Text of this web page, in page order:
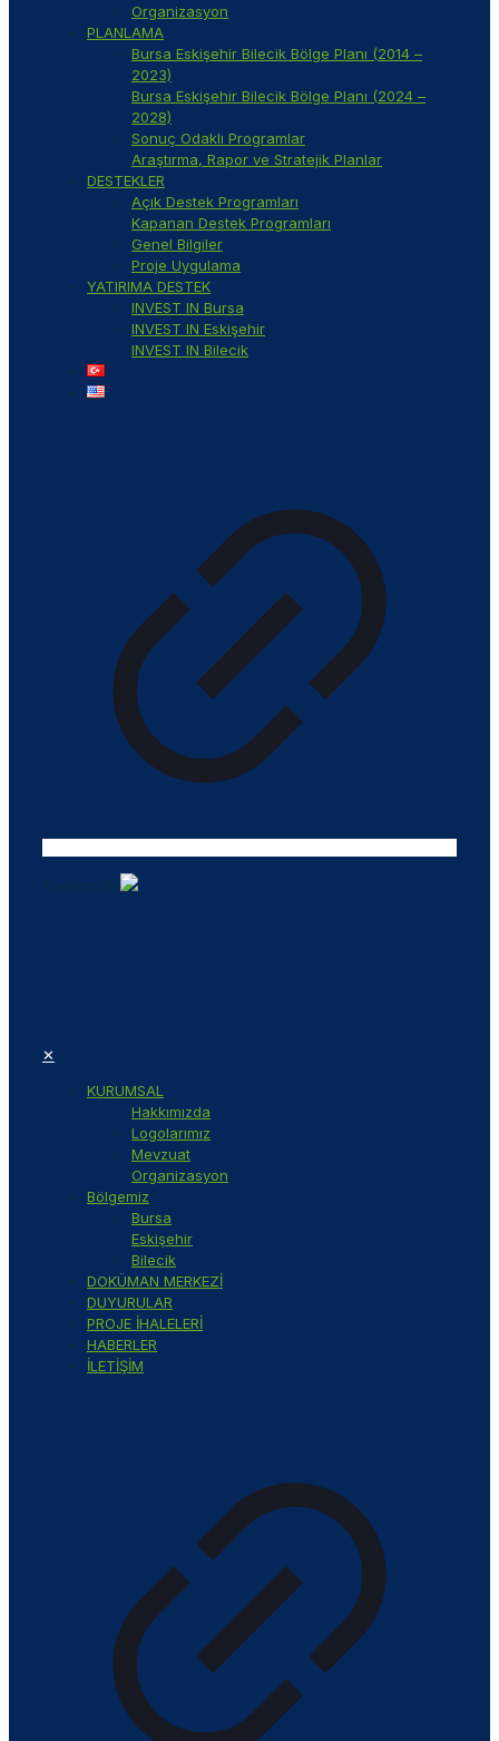
Organizasyon
PLANLAMA
Bursa Eskişehir Bilecik Bölge Planı (2014 –
2023)
Bursa Eskişehir Bilecik Bölge Planı (2024 –
2028)
Sonuç Odaklı Programlar
Araştırma, Rapor ve Stratejik Planlar
DESTEKLER
Açık Destek Programları
Kapanan Destek Programları
Genel Bilgiler
Proje Uygulama
YATIRIMA DESTEK
INVEST IN Bursa
INVEST IN Eskişehir
INVEST IN Bilecik
✕
KURUMSAL
Hakkımızda
Logolarımız
Mevzuat
Organizasyon
Bölgemiz
Bursa
Eskişehir
Bilecik
DOKÜMAN MERKEZİ
DUYURULAR
PROJE İHALELERİ
HABERLER
İLETİŞİM